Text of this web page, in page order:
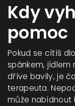
Kdy
pomoc
Pokud se cítíš
spánkem, jídlem
dříve bavily, je
terapeuta.
může nabídnout